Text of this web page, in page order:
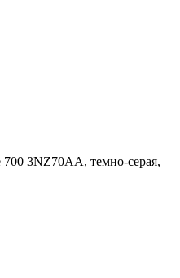
3NZ70AA, темно-серая,